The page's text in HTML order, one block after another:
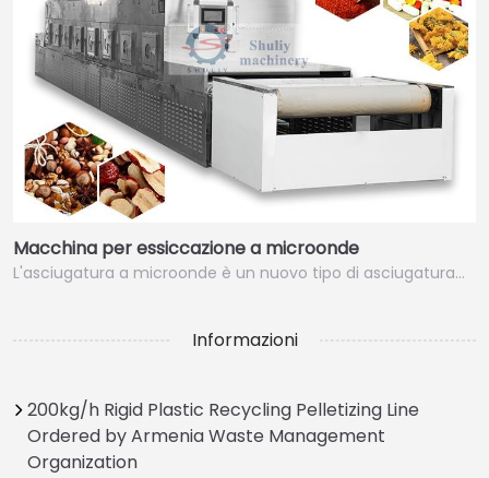
Macchina per essiccazione a microonde
L'asciugatura a microonde è un nuovo tipo di asciugatura…
Informazioni
200kg/h Rigid Plastic Recycling Pelletizing Line
Ordered by Armenia Waste Management
Organization